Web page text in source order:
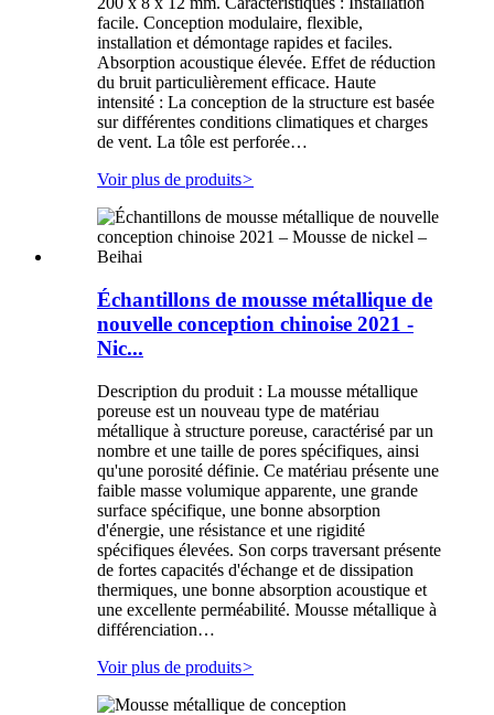
facile. Conception modulaire, flexible,
installation et démontage rapides et faciles.
Absorption acoustique élevée. Effet de réduction
du bruit particulièrement efficace. Haute
intensité : La conception de la structure est basée
sur différentes conditions climatiques et charges
de vent. La tôle est perforée…
Voir plus de produits>
Échantillons de mousse métallique de
nouvelle conception chinoise 2021 -
Nic...
Description du produit : La mousse métallique
poreuse est un nouveau type de matériau
métallique à structure poreuse, caractérisé par un
nombre et une taille de pores spécifiques, ainsi
qu'une porosité définie. Ce matériau présente une
faible masse volumique apparente, une grande
surface spécifique, une bonne absorption
d'énergie, une résistance et une rigidité
spécifiques élevées. Son corps traversant présente
de fortes capacités d'échange et de dissipation
thermiques, une bonne absorption acoustique et
une excellente perméabilité. Mousse métallique à
différenciation…
Voir plus de produits>